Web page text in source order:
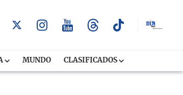
MUNDO CLASIFICADOS